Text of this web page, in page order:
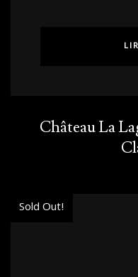
Château La
Sold Out!